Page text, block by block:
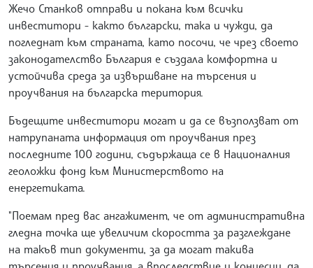
Жечо Станков отправи и покана към всички
инвеститори - както български, така и чужди, да
погледнат към страната, като посочи, че чрез своето
законодателство България е създала комфортна и
устойчива среда за извършване на търсения и
проучвания на българска територия.
Бъдещите инвеститори могат и да се възползват от
натрупаната информация от проучвания през
последните 100 години, съдържаща се в Националния
геоложки фонд към Министерството на
енергетиката.
"Поемам пред вас ангажимент, че от административна
гледна точка ще увеличим скоростта за разглеждане
на такъв тип документи, за да могат такива